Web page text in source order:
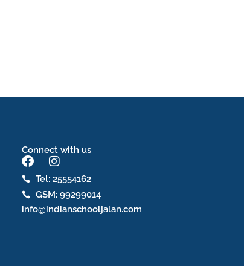
Connect with us
F
c
e
b
I
s
t
a
Tel: 25554162
GSM: 99299014
info@indianschooljalan.com